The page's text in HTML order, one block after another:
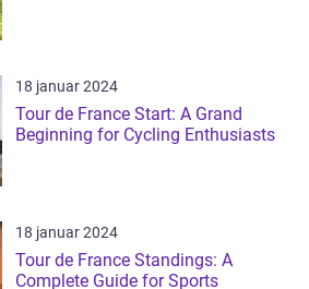
18 januar 2024
Tour de France Start: A Grand
Beginning for Cycling Enthusiasts
18 januar 2024
Tour de France Standings: A
Complete Guide for Sports